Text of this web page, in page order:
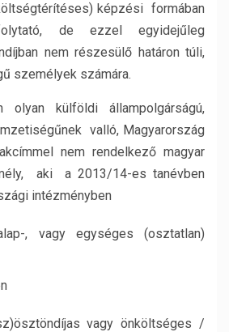
képzési formában
de ezzel egyidejűleg
nem részesülő határon túli,
személyek számára.
olyan külföldi állampolgárságú,
valló, Magyarország
nem rendelkező magyar
aki a 2013/14-es tanévben
intézményben
, vagy egységes (osztatlan)
vagy önköltséges /